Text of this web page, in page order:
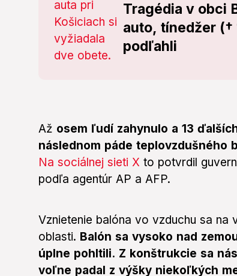
Tragédia v obci
auto, tínedžer (†
podľahli
Až osem ľudí zahynulo a 13
následnom páde teplovzdušného
Na sociálnej sieti X to potvrdil
podľa agentúr AP a AFP.
Vznietenie balóna vo vzduchu sa
oblasti. Balón sa vysoko nad
úplne pohltili. Z konštrukcie sa
voľne padal z výšky niekoľkých